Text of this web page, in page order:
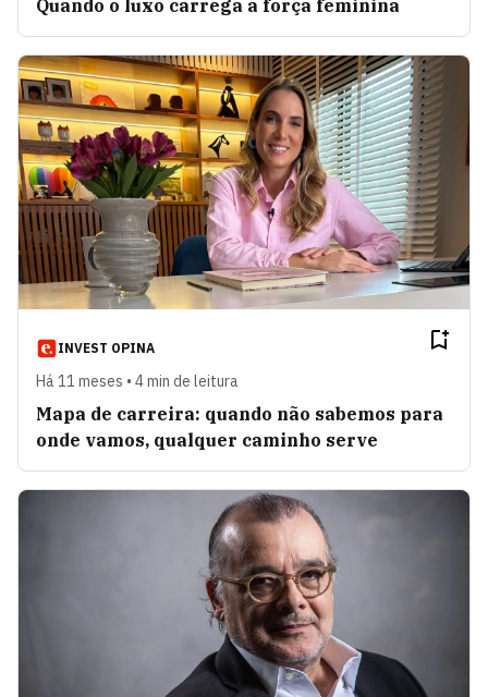
Quando o luxo carrega a força feminina
INVEST OPINA
Há 11 meses • 4 min de leitura
Mapa de carreira: quando não sabemos para
onde vamos, qualquer caminho serve